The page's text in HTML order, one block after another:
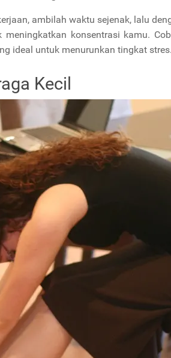
ambilah waktu sejenak, lalu
konsentrasi kamu.
ideal untuk menurunkan tingkat
Kecil